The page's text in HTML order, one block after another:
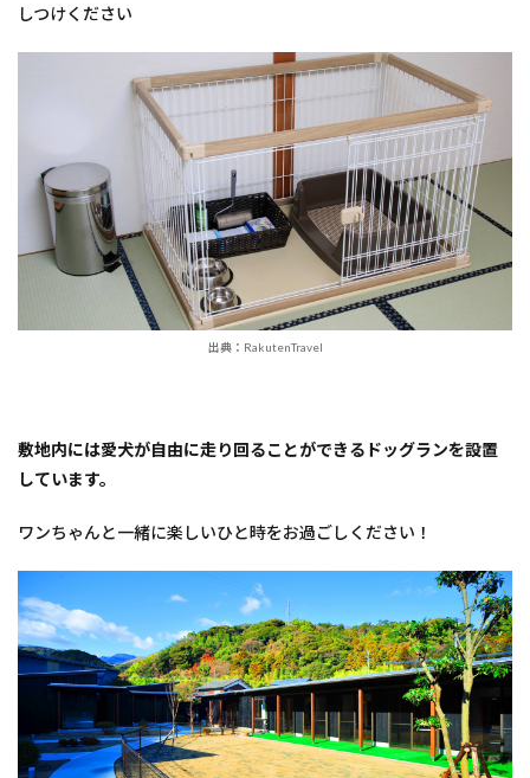
しつけください
出典：RakutenTravel
敷地内には愛犬が自由に走り回ることができるドッグランを設置
しています。
ワンちゃんと一緒に楽しいひと時をお過ごしください！